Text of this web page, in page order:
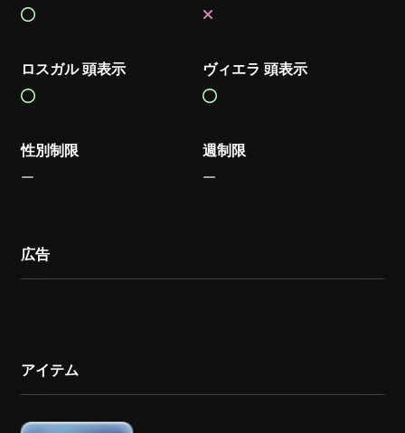
ロスガル 頭表示 ヴィエラ 頭表示
性別制限 週制限
広告
アイテム